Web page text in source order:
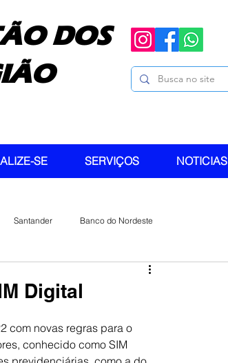
DOS
SE SERVIÇOS NOTICIAS
Santander Banco do Nordeste
Digital
com novas regras para o
conhecido como SIM